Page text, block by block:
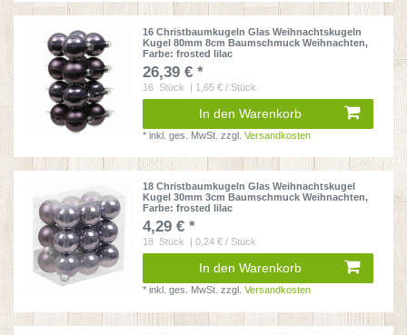
16 Christbaumkugeln Glas Weihnachtskugeln
Kugel 80mm 8cm Baumschmuck Weihnachten,
Farbe: frosted lilac
26,39 € *
16 Stück | 1,65 € / Stück
In den Warenkorb
*inkl. ges. MwSt. zzgl.Versandkosten
18 Christbaumkugeln Glas Weihnachtskugel
Kugel 30mm 3cm Baumschmuck Weihnachten,
Farbe: frosted lilac
4,29 € *
18 Stück | 0,24 € / Stück
In den Warenkorb
*inkl. ges. MwSt. zzgl.Versandkosten